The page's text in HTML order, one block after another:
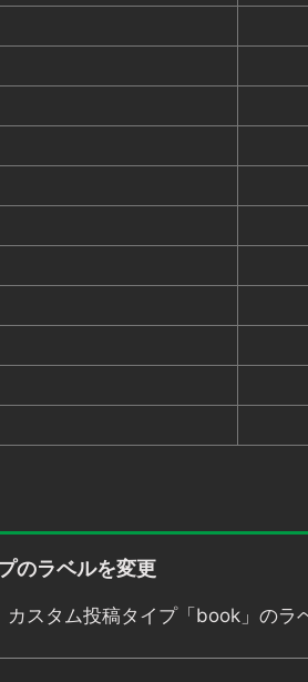
のラベルを変更
スタム投稿タイプ「book」のラ